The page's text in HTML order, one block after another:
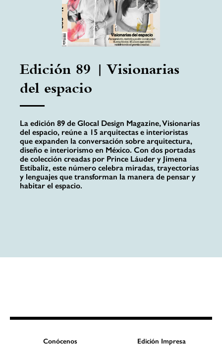
Edición 89 | Visionarias
del espacio
La edición 89 de Glocal Design Magazine, Visionarias
del espacio, reúne a 15 arquitectas e interioristas
que expanden la conversación sobre arquitectura,
diseño e interiorismo en México. Con dos portadas
de colección creadas por Prince Láuder y Jimena
Estíbaliz, este número celebra miradas, trayectorias
y lenguajes que transforman la manera de pensar y
habitar el espacio.
Conócenos Edición Impresa